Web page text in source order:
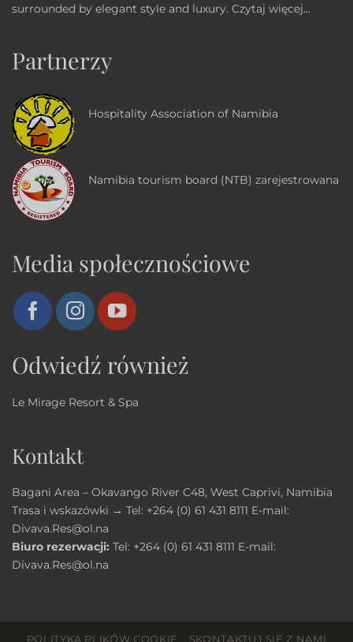
surrounded by elegant style and luxury. Czytaj więcej...
Partnerzy
Hospitality Association of Namibia
Namibia tourism board (NTB) zarejestrowana
Media społecznościowe
Odwiedź również
Le Mirage Resort & Spa
Kontakt
Bagani Area – Okavango River C48, West Caprivi, Namibia
Trasa i wskazówki → Tel: +264 (0) 61 431 8111 E-mail:
Divava.Res@ol.na
Biuro rezerwacji: Tel: +264 (0) 61 431 8111 E-mail:
Divava.Res@ol.na
POLITYKA PLIKÓW COOKIE SKONTAKTUJ SIĘ Z NAMI